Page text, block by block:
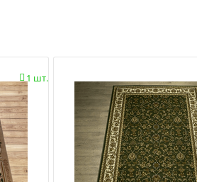
1 шт.
